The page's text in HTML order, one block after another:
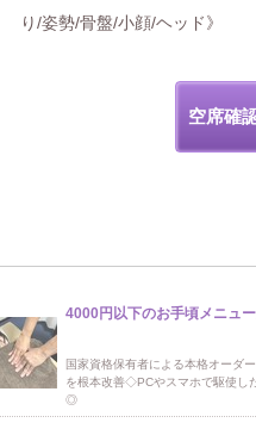
り/姿勢/骨盤/小顔/ヘッド》
空席確
4000円以下のお手頃メニュ
国家資格保有者による本格オーダ
を根本改善◇PCやスマホで駆使し
◎